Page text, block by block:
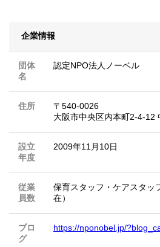
企業情報
団体
名
認定NPO法人ノーベル
住所
〒540-0026
大阪市中央区内本町2-4-12
設立
年度
2009年11月10日
従業
員数
保育スタッフ・ケアスタッ
在）
ブロ
グ
https://nponobel.jp/